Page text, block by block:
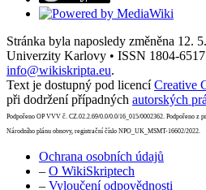
Stránka byla naposledy změněna 12.
Univerzity Karlovy • ISSN 1804-6517
info@wikiskripta.eu.
Text je dostupný pod licencíCreative
při dodržení případných autorských
Podpořeno OP VVV č. CZ.02.2.69/0.0/0.0/16_015/0002362. Podpořeno
Národního plánu obnovy, registrační číslo NPO_UK_MSMT-16602/2022.
Ochrana osobních údajů
– O WikiSkriptech
– Vyloučení odpovědnosti